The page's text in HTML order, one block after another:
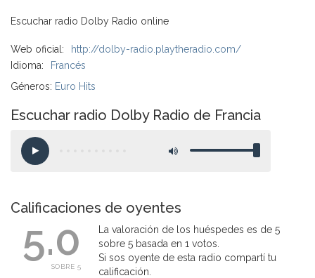
Escuchar radio Dolby Radio online
Web oficial:
http://dolby-radio.playtheradio.com/
Idioma:
Francés
Géneros: Euro Hits
Escuchar radio Dolby Radio de Francia
Calificaciones de oyentes
5.0
SOBRE 5
La valoración de los huéspedes es de 5
sobre 5 basada en 1 votos.
Si sos oyente de esta radio compartí tu
calificación.